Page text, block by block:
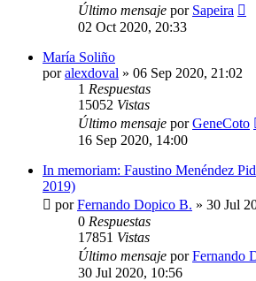
Último mensaje por Sapeira
02 Oct 2020, 20:33
María Soliño
poralexdoval » 06 Sep 2020, 21:02
1 Respuestas
15052 Vistas
Último mensaje porGeneCoto
16 Sep 2020, 14:00
In memoriam: Faustino Menéndez
2019)
porFernando Dopico B. » 30 Jul
0 Respuestas
17851 Vistas
Último mensaje porFernando
30 Jul 2020, 10:56